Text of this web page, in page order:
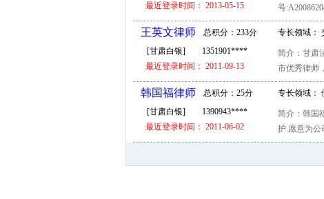
最近登录时间： 2013-05-15
号
王英文律师
总积分：233分
[甘肃白银]
1351901****
最近登录时间： 2011-09-13
专长领域：
犯罪 常年顾
简介：甘肃
市优秀律师
韩国福律师
总积分：25分
[甘肃白银]
1390943****
最近登录时间： 2011-06-02
专长领域：
辩护 刑事自
简介：韩国
护.愿意为公